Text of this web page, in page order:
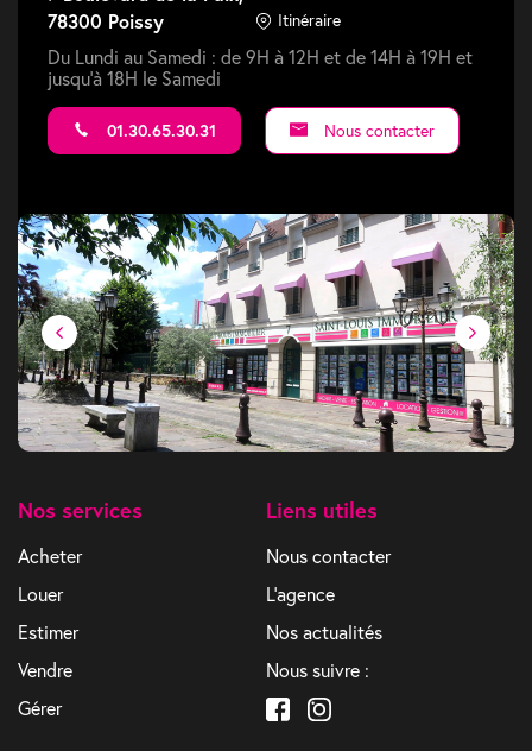
78300 Poissy
Itinéraire
Du Lundi au Samedi : de 9H à 12H et de 14H à 19H et
jusqu'à 18H le Samedi
01.30.65.30.31 Nous contacter
Nos services
Acheter
Louer
Estimer
Vendre
Gérer
Liens utiles
Nous contacter
L'agence
Nos actualités
Nous suivre :